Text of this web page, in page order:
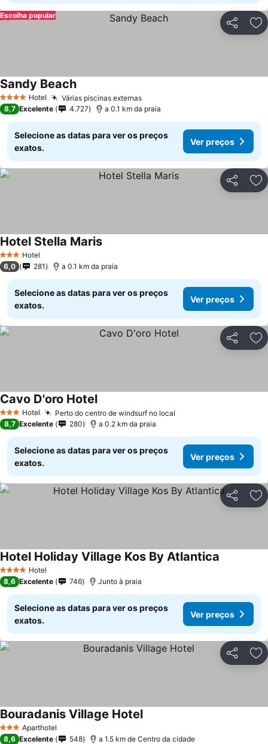
Partilhar
Escolha popular
4 EstrelasHotel Várias piscinas externasVer preços
Sandy BeachVer preços
8,7 Excelente 4.727 a 0.1 km da praia
Selecione as datas para ver os preços
exatos.
Ver preços
Partilhar
3 EstrelasHotel
Hotel Stella MarisVer preços
6,0 281 a 0.1 km da praia
Selecione as datas para ver os preços
exatos.
Ver preços
Partilhar
3 EstrelasHotel Perto do centro de windsurf no local
Cavo D'oro HotelVer preços
8,7 Excelente 280 a 0.2 km da praia
Selecione as datas para ver os preços
exatos.
Ver preços
Partilhar
4 EstrelasHotel
Hotel Holiday Village Kos By Atlantica
8,6 Excelente 746 Junto à praia
Selecione as datas para ver os preços
exatos.
Ver preços
Partilhar
3 EstrelasAparthotel
Bouradanis Village HotelVer preços
8,6 Excelente 548 a 1.5 km de Centro da cidade